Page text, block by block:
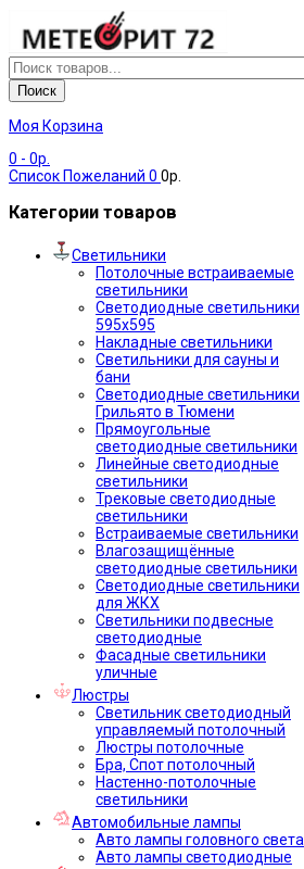
Поиск
Моя Корзина
0 - 0р.
Список Пожеланий 0 0р.
Категории товаров
Светильники
Потолочные встраиваемые
светильники
Светодиодные светильники
595х595
Накладные светильники
Светильники для сауны и
бани
Светодиодные светильники
Грильято в Тюмени
Прямоугольные
светодиодные светильники
Линейные светодиодные
светильники
Трековые светодиодные
светильники
Встраиваемые светильники
Влагозащищённые
светодиодные светильники
Светодиодные светильники
для ЖКХ
Светильники подвесные
светодиодные
Фасадные светильники
уличные
Люстры
Светильник светодиодный
управляемый потолочный
Люстры потолочные
Бра, Спот потолочный
Настенно-потолочные
светильники
Автомобильные лампы
Авто лампы головного света
Авто лампы светодиодные